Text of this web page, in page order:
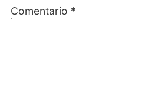
Comentario *